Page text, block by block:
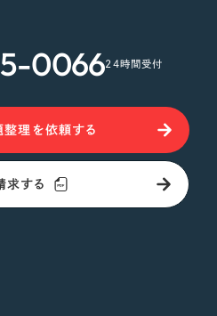
006624時間受付
理を依頼する
求する